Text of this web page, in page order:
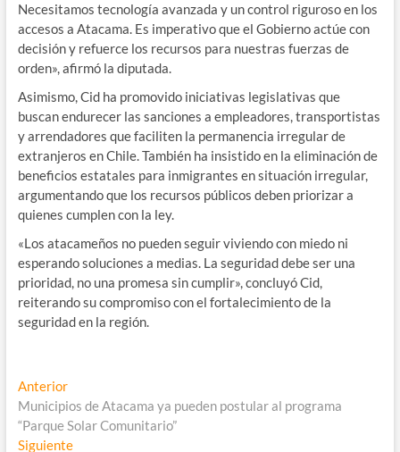
Necesitamos tecnología avanzada y un control riguroso en los
accesos a Atacama. Es imperativo que el Gobierno actúe con
decisión y refuerce los recursos para nuestras fuerzas de
orden», afirmó la diputada.
Asimismo, Cid ha promovido iniciativas legislativas que
buscan endurecer las sanciones a empleadores, transportistas
y arrendadores que faciliten la permanencia irregular de
extranjeros en Chile. También ha insistido en la eliminación de
beneficios estatales para inmigrantes en situación irregular,
argumentando que los recursos públicos deben priorizar a
quienes cumplen con la ley.
«Los atacameños no pueden seguir viviendo con miedo ni
esperando soluciones a medias. La seguridad debe ser una
prioridad, no una promesa sin cumplir», concluyó Cid,
reiterando su compromiso con el fortalecimiento de la
seguridad en la región.
Navegación
de
AnteriorEntrada
anterior:
Municipios de Atacama ya pueden postular al programa
“Parque Solar Comunitario”
SiguienteEntrada